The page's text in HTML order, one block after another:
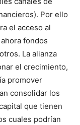
Por ello
el acceso al
fondos
La alianza
el crecimiento,
promover
consolidar los
que tienen
cuales podrían